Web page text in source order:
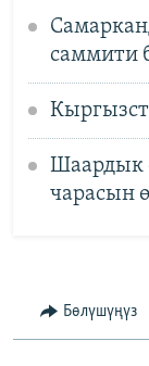
саммити
Шаардык
чарасын
Бөлүшүңүз